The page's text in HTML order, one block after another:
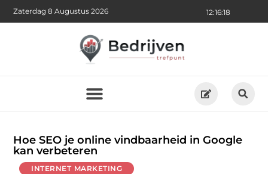
12:16:19
Zaterdag 8 Augustus 2026
Hoe SEO je online vindbaarheid in Google
kan verbeteren
INTERNET MARKETING